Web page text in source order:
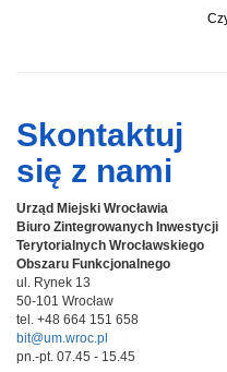
Skontaktuj
się z nami
Urząd Miejski Wrocławia
Biuro Zintegrowanych Inwestycji
Terytorialnych Wrocławskiego
Obszaru Funkcjonalnego
ul. Rynek 13
50-101 Wrocław
tel. +48 664 151 658
bit@um.wroc.pl
pn.-pt. 07.45 - 15.45